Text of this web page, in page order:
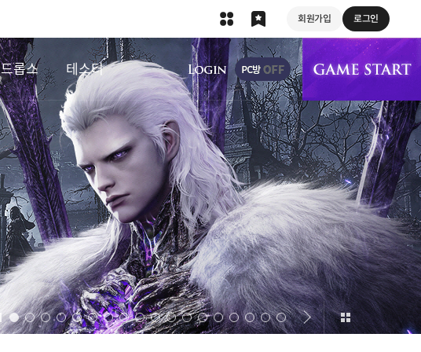
회원가입 로그인
드롭스 테스터
상단 메뉴